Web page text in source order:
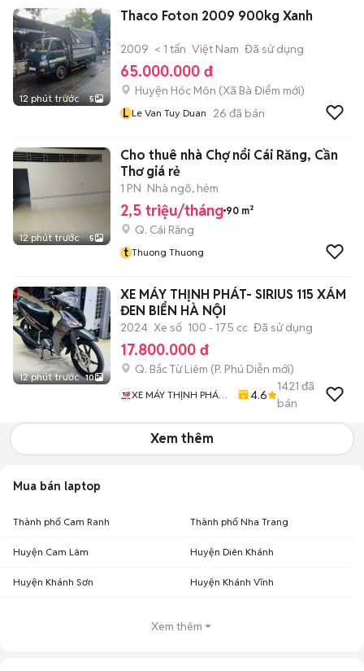
12 phút trước 5
Thaco Foton 2009 900kg Xanh
2009 < 1 tấn Việt Nam Đã sử dụng
65.000.000 đ
Huyện Hóc Môn (Xã Bà Điểm mới)
L Le Van Tuy Duan 26 đã bán
12 phút trước 5
Cho thuê nhà Chợ nổi Cái Răng, Cần
Thơ giá rẻ
1 PN Nhà ngõ, hẻm
2,5 triệu/tháng 90 m²
Q. Cái Răng
t Thuong Thuong
12 phút trước 10
XE MÁY THỊNH PHÁT- SIRIUS 115 XÁM
ĐEN BIỂN HÀ NỘI
2024 Xe số 100 - 175 cc Đã sử dụng
17.800.000 đ
Q. Bắc Từ Liêm (P. Phú Diễn mới)
XE MÁY THỊNH PHÁT
4.6
1421 đã
bán
Xem thêm
Mua bán laptop
Thành phố Cam Ranh Thành phố Nha Trang
Huyện Cam Lâm Huyện Diên Khánh
Huyện Khánh Sơn Huyện Khánh Vĩnh
Xem thêm